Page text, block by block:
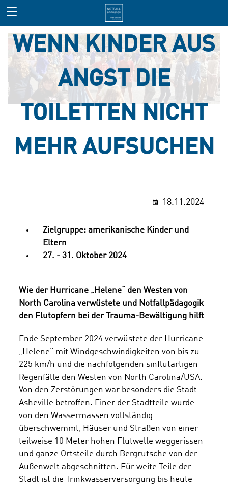
WENN KINDER AUS
ANGST DIE
TOILETTEN NICHT
MEHR AUFSUCHEN
18.11.2024
Zielgruppe: amerikanische Kinder und
Eltern
27. - 31. Oktober 2024
Wie der Hurricane „Helene“ den Westen von
North Carolina verwüstete und Notfallpädagogik
den Flutopfern bei der Trauma-Bewältigung hilft
Ende September 2024 verwüstete der Hurricane
„Helene“ mit Windgeschwindigkeiten von bis zu
225 km/h und die nachfolgenden sinflutartigen
Regenfälle den Westen von North Carolina/USA.
Von den Zerstörungen war besonders die Stadt
Asheville betroffen. Einer der Stadtteile wurde
von den Wassermassen vollständig
überschwemmt, Häuser und Straßen von einer
teilweise 10 Meter hohen Flutwelle weggerissen
und ganze Ortsteile durch Bergrutsche von der
Außenwelt abgeschnitten. Für weite Teile der
Stadt ist die Trinkwasserversorgung bis heute